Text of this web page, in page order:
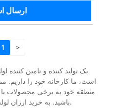
ارسال
1 >
است، ما کارخانه خود را داریم.
منطقه خود به برخی محصولات با
باشید. به خرید ارزان لوله جمع آوری خون از ما خوش آمدید.